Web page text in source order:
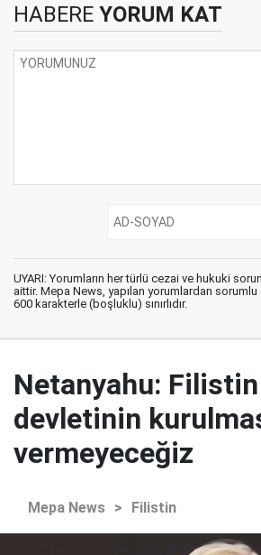
HABERE YORUM KAT
UYARI: Yorumların her türlü cezai ve hukuki
aittir. Mepa News, yapılan yorumlardan
600 karakterle (boşluklu) sınırlıdır.
Netanyahu: Filistin
devletinin
vermeyeceğiz
Mepa News > Filistin